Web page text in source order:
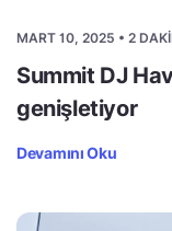
MART 10, 2025 • 2
Summit DJ
genişletiyor
Devamını Oku